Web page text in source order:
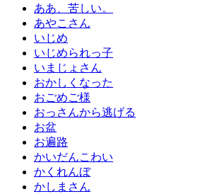
ああ、苦しい。
あやこさん
いじめ
いじめられっ子
いまじょさん
おかしくなった
おごめご様
おっさんから逃げる
お盆
お遍路
かいだんこわい
かくれんぼ
かしまさん